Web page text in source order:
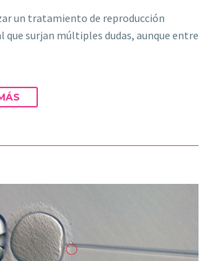
un tratami­ento de reproducción
que surjan múltiples dudas, aunque entre